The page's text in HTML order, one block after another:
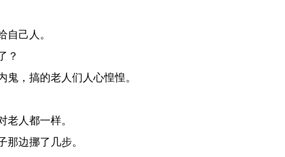
己人。
？
，搞的老人们人心惶惶。
人都一样。
边挪了几步。